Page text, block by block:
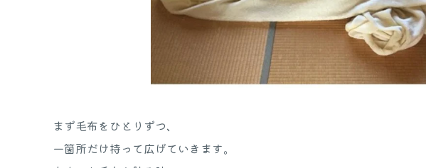
まず毛布をひとりずつ、
一箇所だけ持って広げていきます。